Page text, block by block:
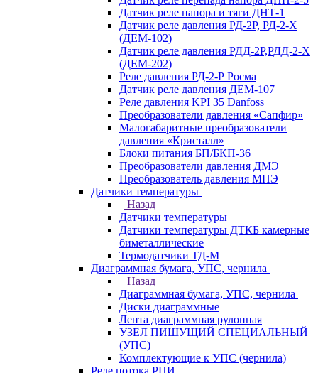
Датчик реле напора и тяги ДНТ-1
Датчик реле давления РД-2Р, РД-2-Х
(ДЕМ-102)
Датчик реле давления РДД-2Р,РДД-2-Х
(ДЕМ-202)
Реле давления РД-2-Р Росма
Датчик реле давления ДЕМ-107
Реле давления KPI 35 Danfoss
Преобразователи давления «Сапфир»
Малогабаритные преобразователи
давления «Кристалл»
Блоки питания БП/БКП-36
Преобразователи давления ДМЭ
Преобразователь давления МПЭ
Датчики температуры
Назад
Датчики температуры
Датчики температуры ДТКБ камерные
биметаллические
Термодатчики ТД-М
Диаграммная бумага, УПС, чернила
Назад
Диаграммная бумага, УПС, чернила
Диски диаграммные
Лента диаграммная рулонная
УЗЕЛ ПИШУЩИЙ СПЕЦИАЛЬНЫЙ
(УПС)
Комплектующие к УПС (чернила)
Реле потока РПИ